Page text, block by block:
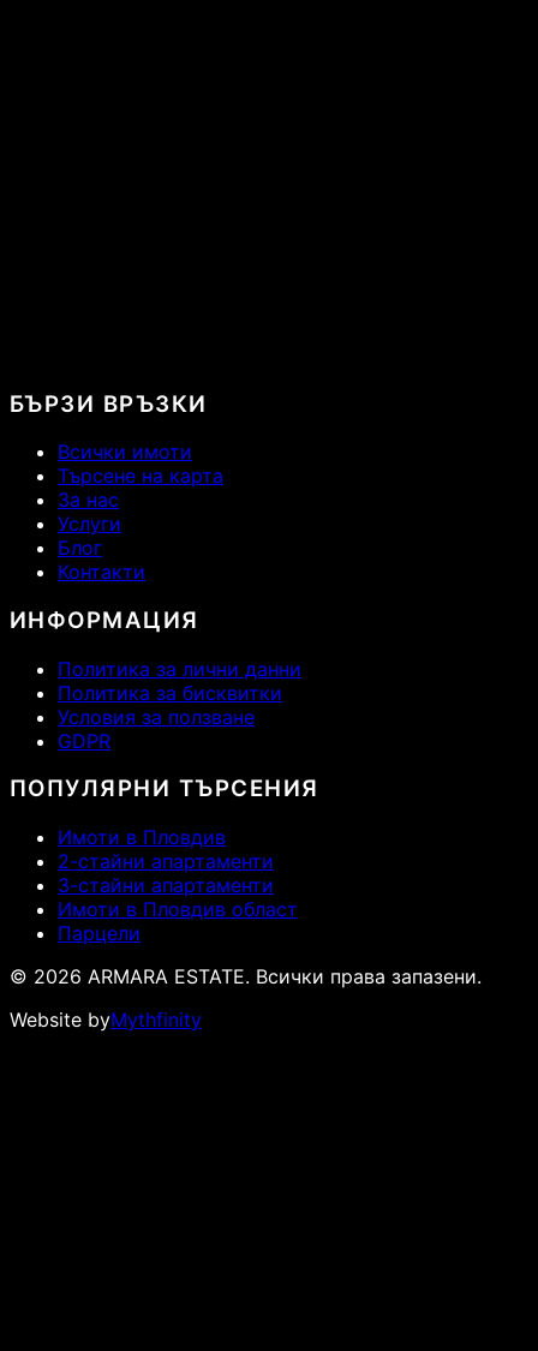
БЪРЗИ ВРЪЗКИ
Всички имоти
Търсене на карта
За нас
Услуги
Блог
Контакти
ИНФОРМАЦИЯ
Политика за лични данни
Политика за бисквитки
Условия за ползване
GDPR
ПОПУЛЯРНИ ТЪРСЕНИЯ
Имоти в Пловдив
2-стайни апартаменти
3-стайни апартаменти
Имоти в Пловдив област
Парцели
© 2026 ARMARA ESTATE. Всички права запазени.
Website byMythfinity